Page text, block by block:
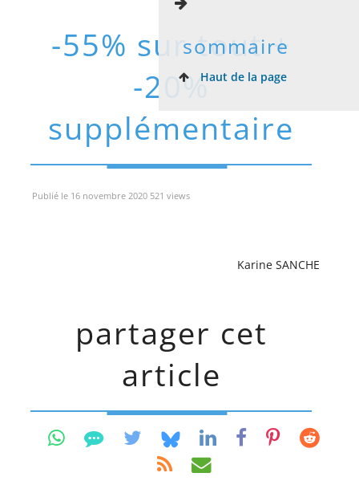
-55% sur tout +
-20%
supplémentaire
sommaire
Haut de la page
Publié le 16 novembre 2020 521 views
Karine SANCHE
partager cet
article